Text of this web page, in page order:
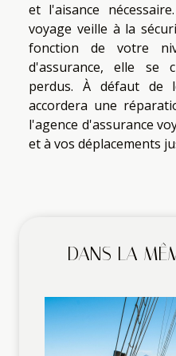
et l'aisance
voyage veille à la
fonction de votre
d'assurance, elle se
perdus. À défaut de
accordera une
l'agence d'assurance
et à vos déplacements
DANS LA